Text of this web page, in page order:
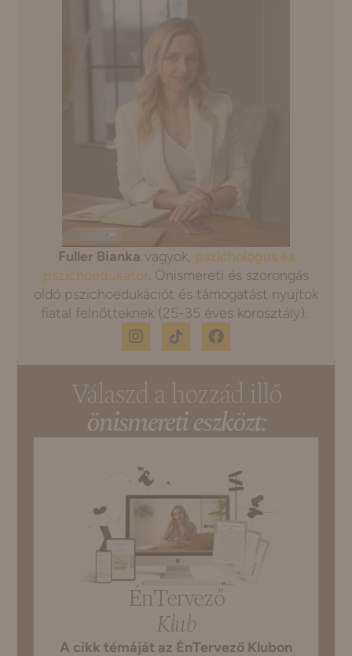
Fuller Bianka vagyok, pszichológus és
pszichoedukátor . Önismereti és szorongás
oldó pszichoedukációt és támogatást nyújtok
fiatal felnőtteknek (25-35 éves korosztály).
Válaszd a hozzád illő
önismereti eszközt:
ÉnTervező
Klub
A cikk témáját az ÉnTervező Klubon